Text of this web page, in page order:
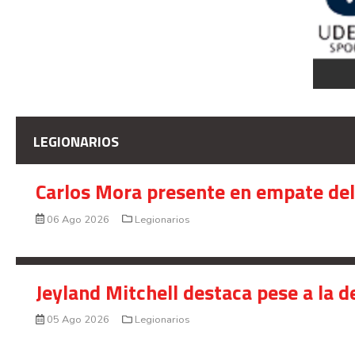
LEGIONARIOS
Carlos Mora presente en empate
06 Ago 2026 Legionarios
Jeyland Mitchell destaca pese a la
05 Ago 2026 Legionarios